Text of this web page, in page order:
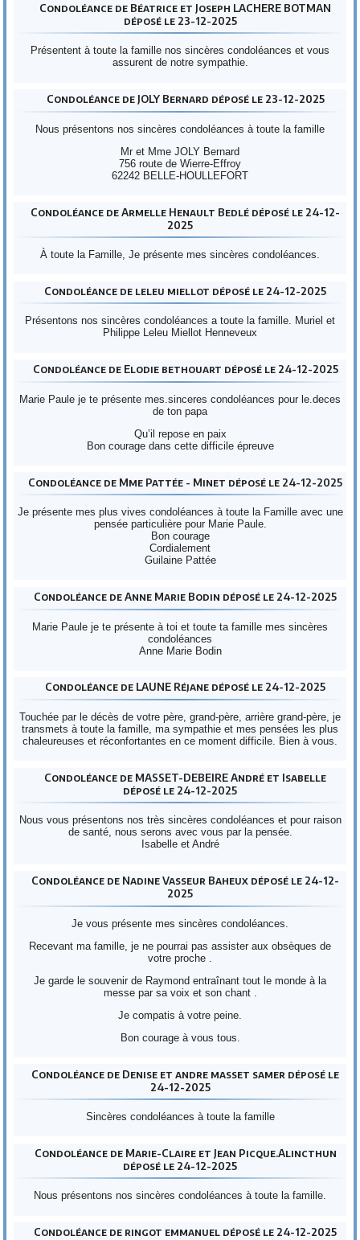
Condoléance de Béatrice et Joseph LACHERE BOTMAN
déposé le 23-12-2025
Présentent à toute la famille nos sincères condoléances et vous
assurent de notre sympathie.
Condoléance de JOLY Bernard déposé le 23-12-2025
Nous présentons nos sincères condoléances à toute la famille
Mr et Mme JOLY Bernard
756 route de Wierre-Effroy
62242 BELLE-HOULLEFORT
Condoléance de Armelle Henault Bedlé déposé le 24-12-
2025
À toute la Famille, Je présente mes sincères condoléances.
Condoléance de leleu miellot déposé le 24-12-2025
Présentons nos sincères condoléances a toute la famille. Muriel et
Philippe Leleu Miellot Henneveux
Condoléance de Elodie bethouart déposé le 24-12-2025
Marie Paule je te présente mes.sinceres condoléances pour le.deces
de ton papa
Qu’il repose en paix
Bon courage dans cette difficile épreuve
Condoléance de Mme Pattée - Minet déposé le 24-12-2025
Je présente mes plus vives condoléances à toute la Famille avec une
pensée particulière pour Marie Paule.
Bon courage
Cordialement
Guilaine Pattée
Condoléance de Anne Marie Bodin déposé le 24-12-2025
Marie Paule je te présente à toi et toute ta famille mes sincères
condoléances
Anne Marie Bodin
Condoléance de LAUNE Réjane déposé le 24-12-2025
Touchée par le décès de votre père, grand-père, arrière grand-père, je
transmets à toute la famille, ma sympathie et mes pensées les plus
chaleureuses et réconfortantes en ce moment difficile. Bien à vous.
Condoléance de MASSET-DEBEIRE André et Isabelle
déposé le 24-12-2025
Nous vous présentons nos très sincères condoléances et pour raison
de santé, nous serons avec vous par la pensée.
Isabelle et André
Condoléance de Nadine Vasseur Baheux déposé le 24-12-
2025
Je vous présente mes sincères condoléances.
Recevant ma famille, je ne pourrai pas assister aux obsèques de
votre proche .
Je garde le souvenir de Raymond entraînant tout le monde à la
messe par sa voix et son chant .
Je compatis à votre peine.
Bon courage à vous tous.
Condoléance de Denise et andre masset samer déposé le
24-12-2025
Sincères condoléances à toute la famille
Condoléance de Marie-Claire et Jean Picque.Alincthun
déposé le 24-12-2025
Nous présentons nos sincères condoléances à toute la famille.
Condoléance de ringot emmanuel déposé le 24-12-2025